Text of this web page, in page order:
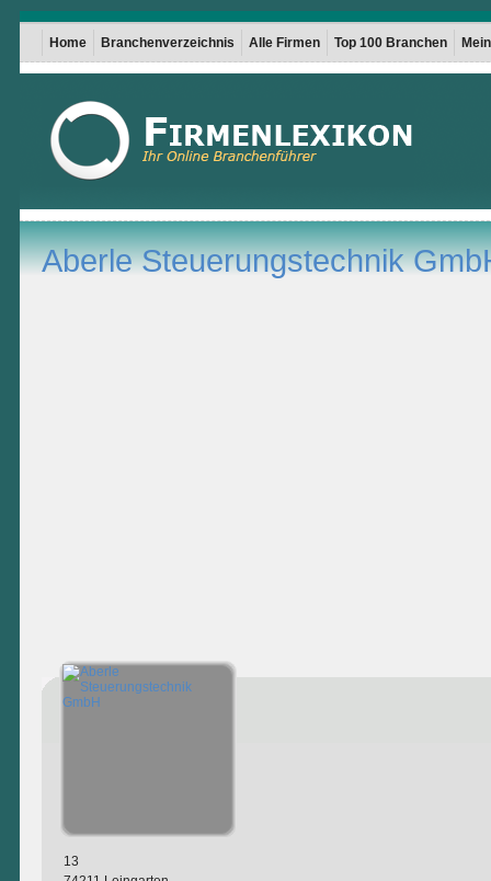
Home Branchenverzeichnis Alle Firmen Top 100 Branchen
Aberle Steuerungstechnik
13